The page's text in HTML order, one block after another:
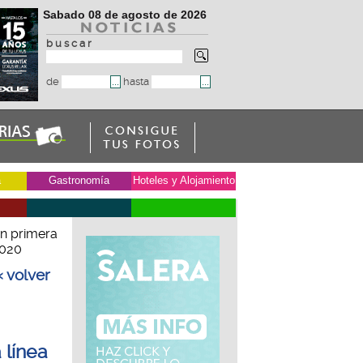
Sabado 08 de agosto de 2026
b u s c a r
de hasta
Gastronomía Hoteles y Alojamiento
primera
volver
línea